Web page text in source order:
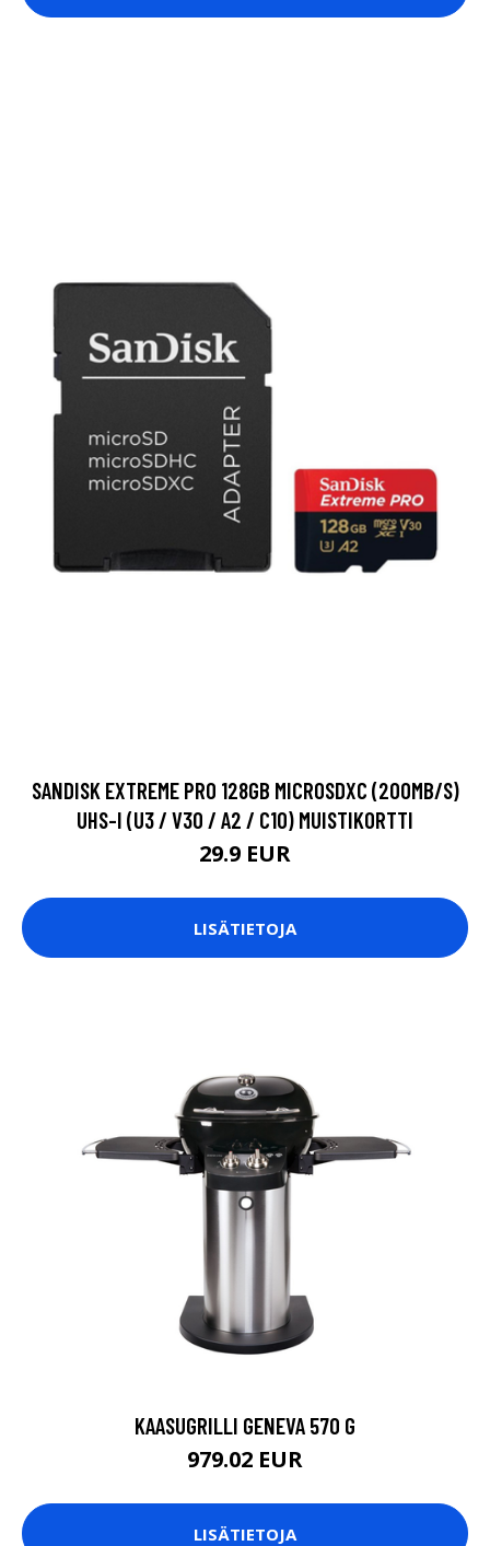
SANDISK EXTREME PRO 128GB MICROSDXC (200MB/S)
UHS-I (U3 / V30 / A2 / C10) MUISTIKORTTI
29.9 EUR
LISÄTIETOJA
KAASUGRILLI GENEVA 570 G
979.02 EUR
LISÄTIETOJA